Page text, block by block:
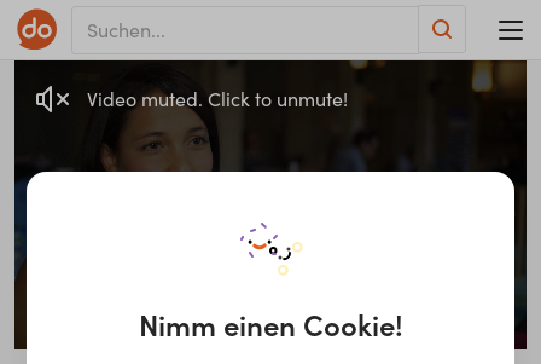
Video muted. Click to unmute!
Nimm einen Cookie!